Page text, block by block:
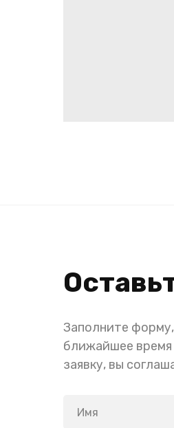
Заполните
ближайшее время
заявку, вы